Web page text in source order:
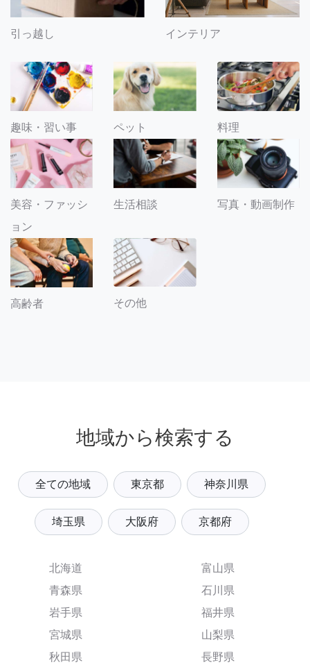
引っ越し インテリア
趣味・習い事 ペット 料理
美容・ファッシ
ョン
生活相談 写真・動画制作
高齢者 その他
地域から検索する
全ての地域 東京都 神奈川県
埼玉県 大阪府 京都府
北海道
青森県
岩手県
宮城県
秋田県
富山県
石川県
福井県
山梨県
長野県